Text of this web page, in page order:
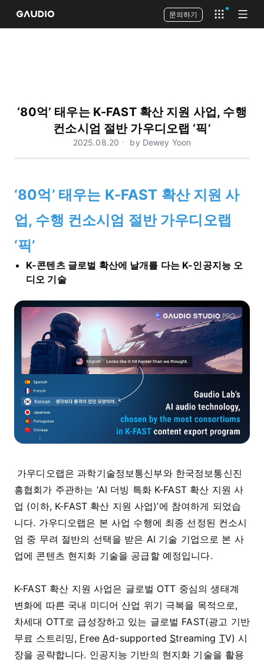
문의하기
Open app
‘80억’ 태우는 K-FAST 확산 지원 사업, 수행
컨소시엄 절반 가우디오랩 ‘픽’
2025.08.20ㆍ by Dewey Yoon
‘80억’ 태우는 K-FAST 확산 지원 사
업, 수행 컨소시엄 절반 가우디오랩
‘픽’
K-콘텐츠 글로벌 확산에 날개를 다는 K-인공지능 오
디오 기술
가우디오랩은 과학기술정보통신부와 한국정보통신진
흥협회가 주관하는 ‘AI 더빙 특화 K-FAST 확산 지원 사
업 (이하, K-FAST 확산 지원 사업)’에 참여하게 되었습
니다. 가우디오랩은 본 사업 수행에 최종 선정된 컨소시
엄 중 무려 절반의 선택을 받은 AI 기술 기업으로 본 사
업에 콘텐츠 현지화 기술을 공급할 예정입니다.
K-FAST 확산 지원 사업은 글로벌 OTT 중심의 생태계
변화에 따른 국내 미디어 산업 위기 극복을 목적으로,
차세대 OTT로 급성장하고 있는 글로벌 FAST(광고 기반
무료 스트리밍, Free Ad-supported Streaming TV) 시
장을 공략합니다. 인공지능 기반의 현지화 기술을 활용